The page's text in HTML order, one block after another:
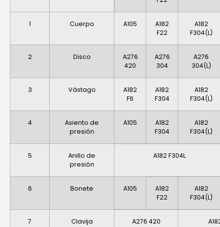
1 Cuerpo A105
A182
F22
A182
F304(L)
2 Disco
A276
420
A276
304
A276
304(L)
3 Vástago
A182
F6
A182
F304
A182
F304(L)
4
Asiento de
presión
A105
A182
F304
A182
F304(L)
5
Anillo de
presión
A182 F304L
6 Bonete A105
A182
F22
A182
F304(L)
7 Clavija A276 420